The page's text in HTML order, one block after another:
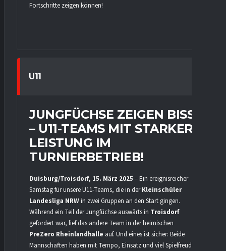
Fortschritte zeigen können!
U11
JUNGFÜCHSE ZEIGEN BISS
– U11-TEAMS MIT STARKER
LEISTUNG IM
TURNIERBETRIEB!
Duisburg/Troisdorf, 15. März 2025 – Ein ereignisreicher
Samstag für unsere U11-Teams, die in derKleinschüler
Landesliga NRWin zwei Gruppen an den Start gingen.
Während ein Teil der Jungfüchse auswärts in Troisdorf
gefordert war, lief das andere Team in der heimischen
PreZero Rheinlandhalle auf. Und eines ist sicher: Beide
Mannschaften haben mit Tempo, Einsatz und viel Spielfreude